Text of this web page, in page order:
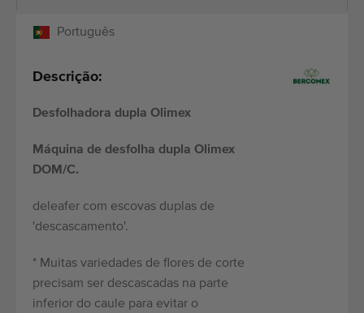
Contacto
Blog
Pessoal qualificado
Entregas em todo o mundo
Português
Descrição:
Desfolhadora dupla Olimex
Máquina de desfolha dupla Olimex
DOM/C.
deleafer com escovas duplas de
'descascamento'.
* Muitas variedades de flores de corte
precisam ser descascadas na parte
inferior do caule para evitar o